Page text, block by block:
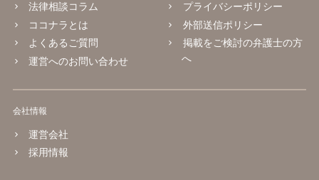
法律相談コラム
ココナラとは
よくあるご質問
運営へのお問い合わせ
プライバシーポリシー
外部送信ポリシー
掲載をご検討の弁護士の方
へ
会社情報
運営会社
採用情報